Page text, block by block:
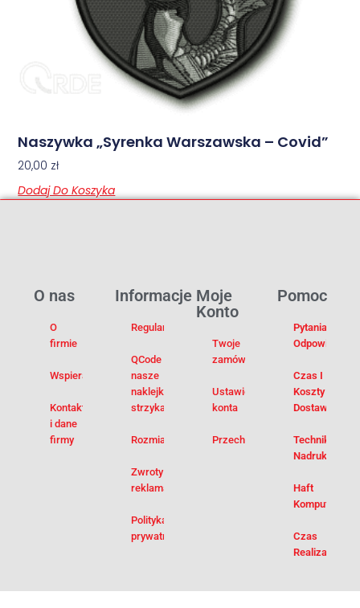
Naszywka „Syrenka Warszawska – Covid”
20,00 zł
Dodaj Do Koszyka
Pomoc
Pytania I
Odpowiedzi
Czas I
Koszty
Dostawy
Techniki
Nadruku
Haft
Komputerowy
Czas
Realizacji
Moje
Konto
Twoje
zamówienia
Ustawienia
konta
Przechowalnia
Informacje
Regulamin
QCode –
nasze
naklejki na
strzykawki
Rozmiarówka
Zwroty i
reklamacje
Polityka
prywatności
O nas
O
firmie
Wspieramy
Kontakt
i dane
firmy